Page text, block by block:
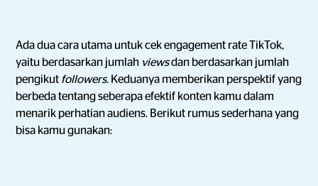
Ada dua cara utama untuk cek engagement rate TikTok,
yaitu berdasarkan jumlah viewsdan berdasarkan jumlah
pengikut followers. Keduanya memberikan perspektif yang
berbeda tentang seberapa efektif konten kamu dalam
menarik perhatian audiens. Berikut rumus sederhana yang
bisa kamu gunakan: